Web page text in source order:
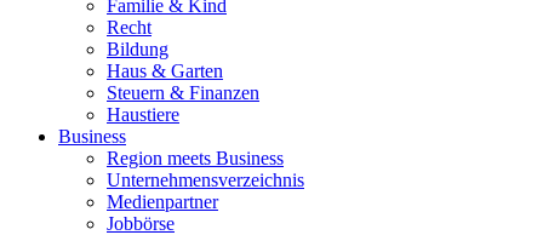
Familie & Kind
Recht
Bildung
Haus & Garten
Steuern & Finanzen
Haustiere
Business
Region meets Business
Unternehmensverzeichnis
Medienpartner
Jobbörse